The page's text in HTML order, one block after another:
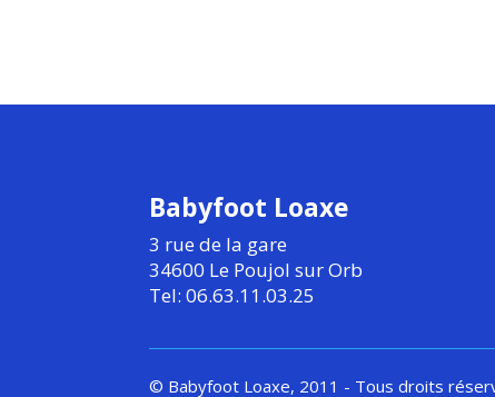
Babyfoot Loaxe
3 rue de la gare
34600 Le Poujol sur Orb
Tel: 06.63.11.03.25
© Babyfoot Loaxe, 2011 - Tous droits